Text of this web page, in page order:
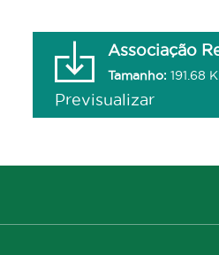
Associação
Tamanho: 191.68
Previsualizar